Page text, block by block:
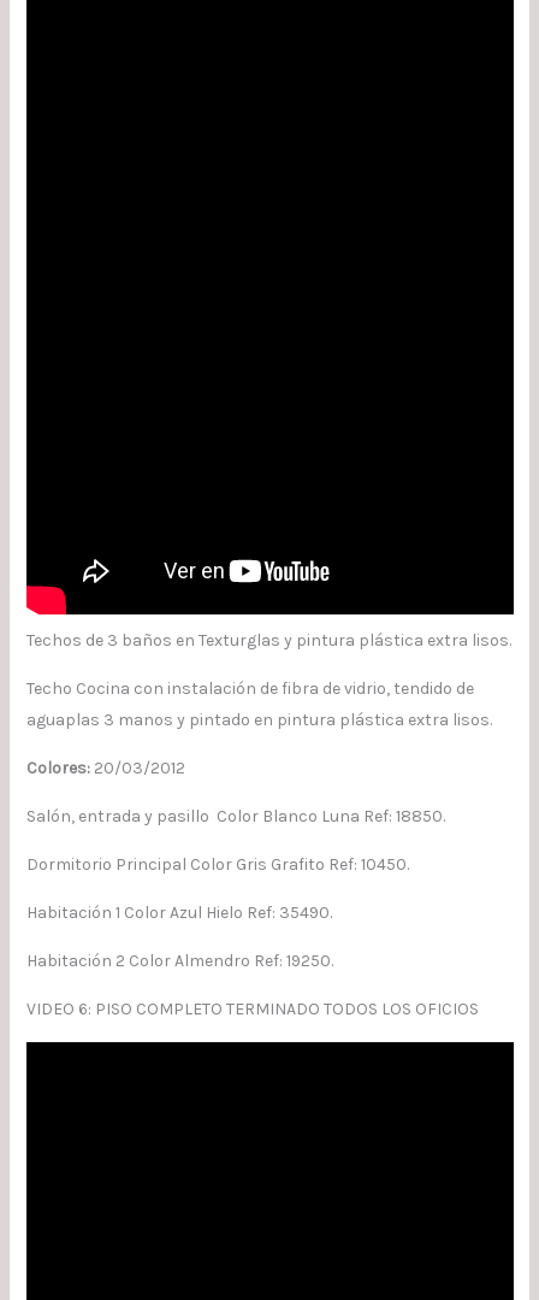
Techos de 3 baños en Texturglas y pintura plástica extra lisos.
Techo Cocina con instalación de fibra de vidrio, tendido de
aguaplas 3 manos y pintado en pintura plástica extra lisos.
Colores:20/03/2012
Salón, entrada y pasillo Color Blanco Luna Ref: 18850.
Dormitorio Principal Color Gris Grafito Ref: 10450.
Habitación 1 Color Azul Hielo Ref: 35490.
Habitación 2 Color Almendro Ref: 19250.
VIDEO 6: PISO COMPLETO TERMINADO TODOS LOS OFICIOS